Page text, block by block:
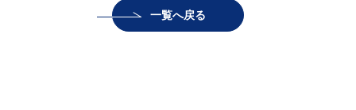
一覧へ戻る